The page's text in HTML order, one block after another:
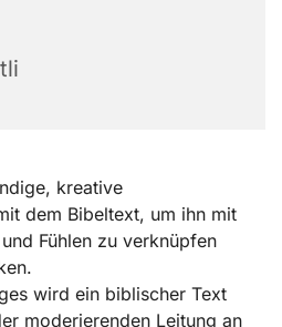
kreative
dem Bibeltext, um ihn mit
Fühlen zu verknüpfen
wird ein biblischer Text
moderierenden Leitung an